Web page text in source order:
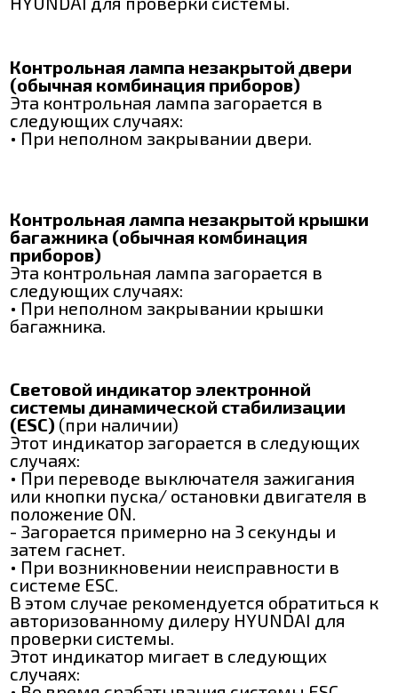
Контрольная лампа незакрытой двери
(обычная комбинация приборов)
Эта контрольная лампа загорается в
следующих случаях:
• При неполном закрывании двери.
Контрольная лампа незакрытой крышки
багажника (обычная комбинация
приборов)
Эта контрольная лампа загорается в
следующих случаях:
• При неполном закрывании крышки
багажника.
Световой индикатор электронной
системы динамической стабилизации
(ESC) (при наличии)
Этот индикатор загорается в следующих
случаях:
• При переводе выключателя зажигания
или кнопки пуска/ остановки двигателя в
положение ON.
- Загорается примерно на 3 секунды и
затем гаснет.
• При возникновении неисправности в
системе ESC.
В этом случае рекомендуется обратиться к
авторизованному дилеру HYUNDAI для
проверки системы.
Этот индикатор мигает в следующих
случаях: